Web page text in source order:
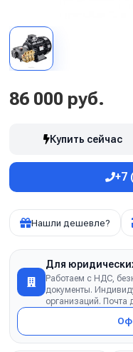
86 000 руб.
Купить сейчас
+7
Нашли дешевле?
Для
Работаем с НДС,
документы.
организаций. Почта